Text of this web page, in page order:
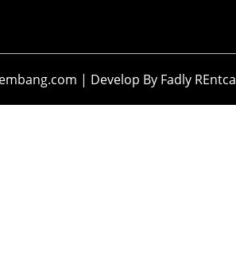
| Develop By Fadly